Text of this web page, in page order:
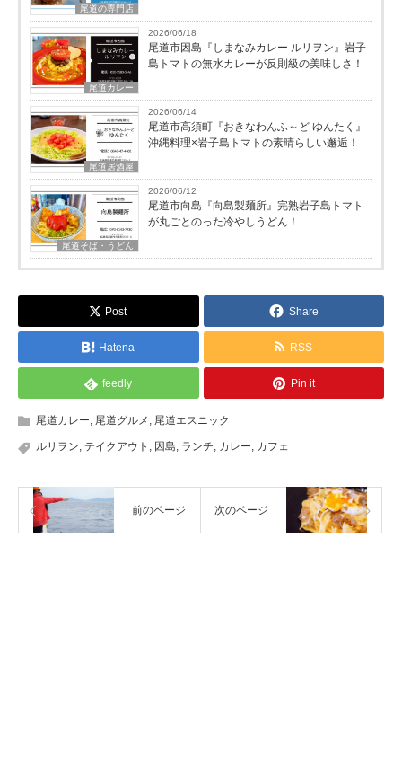
尾道の専門店
尾道カレー
2026/06/18
尾道市因島『しまなみカレー ルリヲン』岩子
島トマトの無水カレーが反則級の美味しさ！
尾道居酒屋
2026/06/14
尾道市高須町『おきなわんふ～ど ゆんたく』
沖縄料理×岩子島トマトの素晴らしい邂逅！
尾道そば・うどん
2026/06/12
尾道市向島『向島製麺所』完熟岩子島トマト
が丸ごとのった冷やしうどん！
Post Share
Hatena RSS
feedly Pin it
尾道カレー, 尾道グルメ , 尾道エスニック
ルリヲン, テイクアウト , 因島, ランチ, カレー, カフェ
前のページ 次のページ